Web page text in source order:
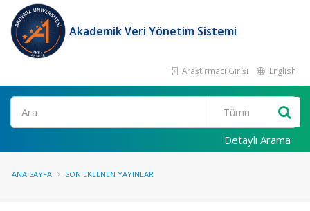
Akademik Veri Yönetim Sistemi
Araştırmacı Girişi English
Ara
Detaylı Arama
ANA SAYFA SON EKLENEN YAYINLAR